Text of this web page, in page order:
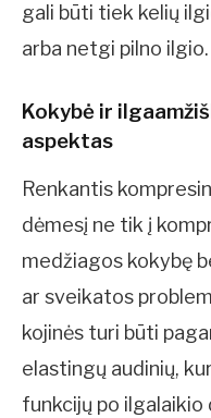
gali būti tiek kelių
arba netgi pilno ilgio.
Kokybė ir
aspektas
Renkantis
dėmesį ne tik į
medžiagos kokybę
ar sveikatos
kojinės turi būti
elastingų audinių,
funkcijų po ilgalaikio